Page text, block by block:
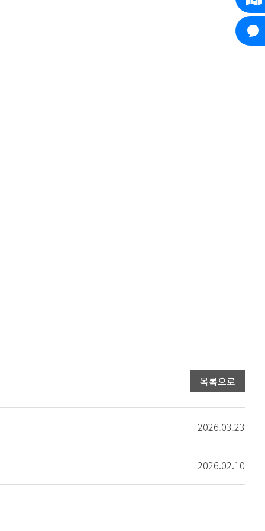
목록으로
2026.03.23
2026.02.10